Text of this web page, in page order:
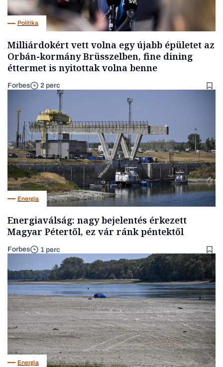
Politika
Milliárdokért vett volna egy újabb épületet az
Orbán-kormány Brüsszelben, fine dining
éttermet is nyitottak volna benne
Forbes 2 perc
Energia
Energiaválság: nagy bejelentés érkezett
Magyar Pétertől, ez vár ránk péntektől
Forbes 1 perc
Energia